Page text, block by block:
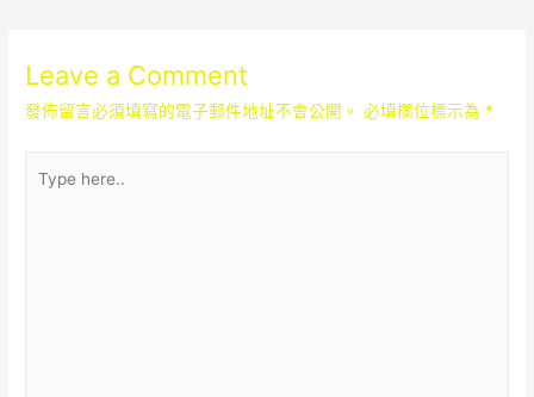
覽
Leave a Comment
發佈留言必須填寫的電子郵件地址不會公開。 必填欄位標示為 *
here..